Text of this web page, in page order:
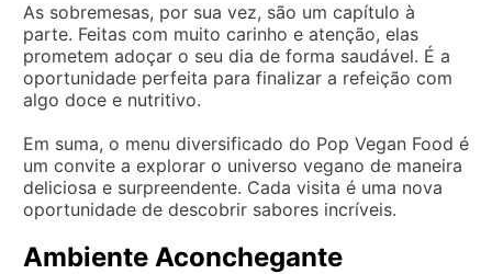
As sobremesas, por sua vez, são um capítulo à
parte. Feitas com muito carinho e atenção, elas
prometem adoçar o seu dia de forma saudável. É a
oportunidade perfeita para finalizar a refeição com
algo doce e nutritivo.
Em suma, o menu diversificado do Pop Vegan Food é
um convite a explorar o universo vegano de maneira
deliciosa e surpreendente. Cada visita é uma nova
oportunidade de descobrir sabores incríveis.
Ambiente Aconchegante